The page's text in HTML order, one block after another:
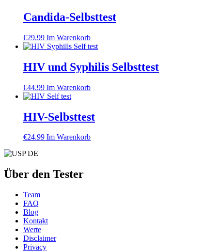
Candida-Selbsttest
€29.99 Im Warenkorb
HIV und Syphilis Selbsttest
€44.99 Im Warenkorb
HIV-Selbsttest
€24.99 Im Warenkorb
Über den Tester
Team
FAQ
Blog
Kontakt
Werte
Disclaimer
Privacy